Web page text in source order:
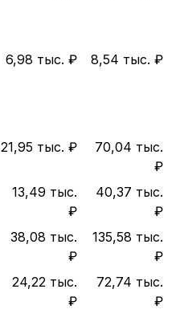
6,98 тыс. ₽ 8,54 тыс. ₽
21,95 тыс. ₽
70,04 тыс.
₽
13,49 тыс.
₽
40,37 тыс.
₽
38,08 тыс.
₽
135,58 тыс.
₽
24,22 тыс.
₽
72,74 тыс.
₽